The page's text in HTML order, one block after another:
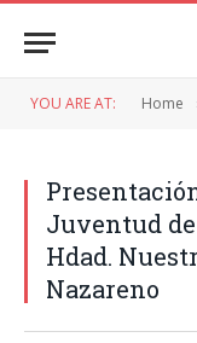
YOU ARE AT: Home
Juventud de
Hdad.
Nazareno